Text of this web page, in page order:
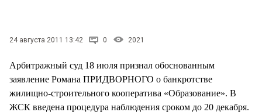
СТИЛЬ ЖИЗНИ
24 августа 2011 13:42 0 2021
Арбитражный суд 18 июля признал обоснованным
заявление Романа ПРИДВОРНОГО о банкротстве
жилищно-строительного кооператива «Образование». В
ЖСК введена процедура наблюдения сроком до 20 декабря.